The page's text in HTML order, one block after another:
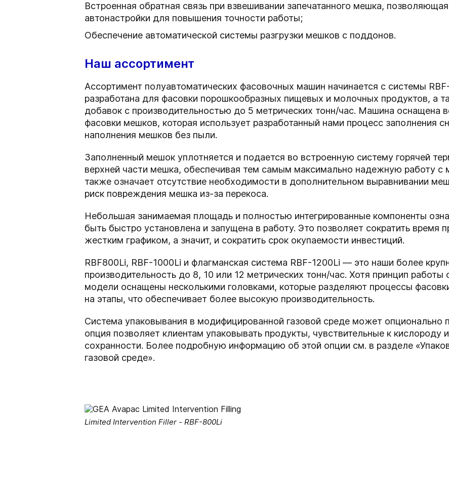
Встроенная обратная связь при взвешивании запечатанного мешка,
автонастройки для повышения точности работы;
Обеспечение автоматической системы разгрузки мешков с поддонов.
Наш ассортимент
Ассортимент полуавтоматических фасовочных машин начинается с системы
разработана для фасовки порошкообразных пищевых и молочных продуктов, а
добавок с производительностью до 5 метрических тонн/час. Машина оснащена
фасовки мешков, которая использует разработанный нами процесс заполнения
наполнения мешков без пыли.
Заполненный мешок уплотняется и подается во встроенную систему горячей
верхней части мешка, обеспечивая тем самым максимально надежную работу с
также означает отсутствие необходимости в дополнительном выравнивании
риск повреждения мешка из-за перекоса.
Небольшая занимаемая площадь и полностью интегрированные компоненты
быть быстро установлена и запущена в работу. Это позволяет сократить время
жестким графиком, а значит, и сократить срок окупаемости инвестиций.
RBF800Li, RBF-1000Li и флагманская система RBF-1200Li — это наши более
производительность до 8, 10 или 12 метрических тонн/час. Хотя принцип
модели оснащены несколькими головками, которые разделяют процессы
на этапы, что обеспечивает более высокую производительность.
Система упаковывания в модифицированной газовой среде может опционально
опция позволяет клиентам упаковывать продукты, чувствительные к
сохранности. Более подробную информацию об этой опции см. в разделе
газовой среде».
Limited Intervention Filler - RBF-800Li